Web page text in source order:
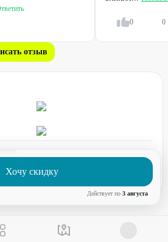
Хочу скидку
Действует по 3 августа
Чистка лица на выбор
0 0
отзыв
МСК)